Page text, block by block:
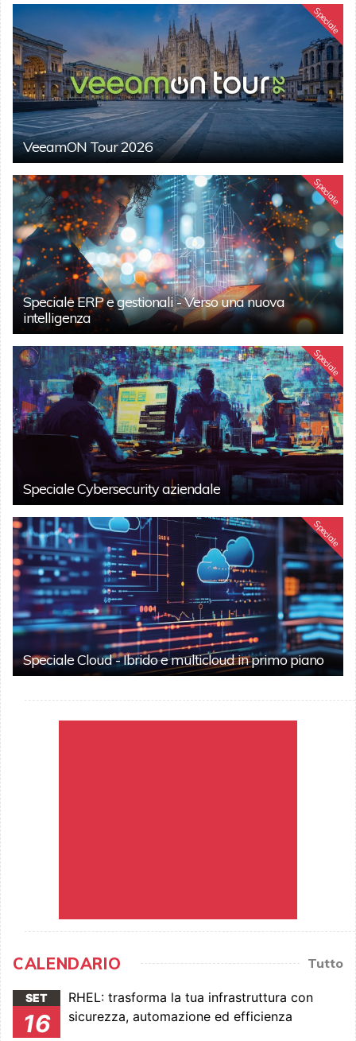
Speciale
VeeamON Tour 2026
Speciale
Speciale ERP e gestionali - Verso una nuova
intelligenza
Speciale
Speciale Cybersecurity aziendale
Speciale
Speciale Cloud - Ibrido e multicloud in primo piano
CALENDARIO Tutto
SET
16
RHEL: trasforma la tua infrastruttura con
sicurezza, automazione ed efficienza